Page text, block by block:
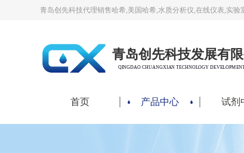
青岛创先科技代理销售哈希,美国哈希,水质分析仪,在线仪表,实
青岛创先科技发展有限
QINGDAO CHUANGXIAN TECHNOLOGY
首页 产品中心 试剂